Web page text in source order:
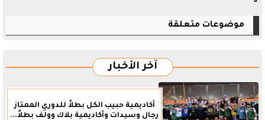
موضوعات متعلقة
آخر الأخبار
أكاديمية حبيب الكل بطلاً للدوري الممتاز
رجال وسيدات وأكاديمية بلاك وولف بطلاً...